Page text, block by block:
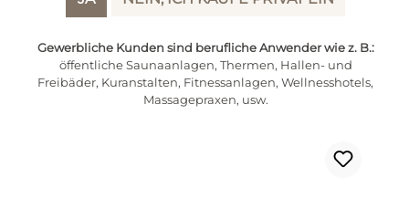
Gewerbliche Kunden sind berufliche Anwender wie z. B.:
öffentliche Saunaanlagen, Thermen, Hallen- und
Freibäder, Kuranstalten, Fitnessanlagen, Wellnesshotels,
Massagepraxen, usw.